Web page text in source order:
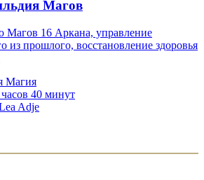
Магов
Магов 16 Аркана, управление
из прошлого, восстановление здоровья
Магия
40 минут
Adje